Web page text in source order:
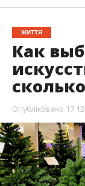
ЖИТТЯ
Как
Опубліковано